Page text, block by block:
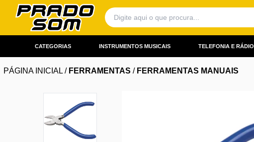
CATEGORIAS INSTRUMENTOS MUSICAIS TELEFONIA E RÁDIO
PÁGINA INICIAL / FERRAMENTAS / FERRAMENTAS MANUAIS